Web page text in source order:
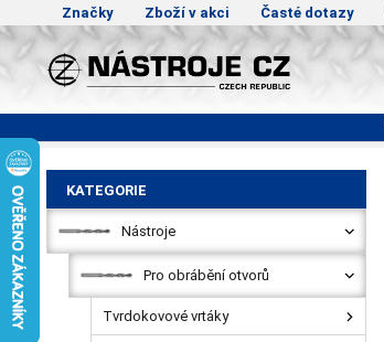
Značky Zboží v akci Časté dotazy
KATEGORIE
Nástroje
Pro obrábění otvorů
Tvrdokovové vrtáky